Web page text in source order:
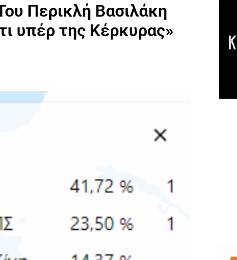
Περικλή Βασιλάκη
υπέρ της Κέρκυρας»